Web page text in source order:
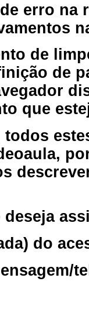
erro
de
de
que
todos
do